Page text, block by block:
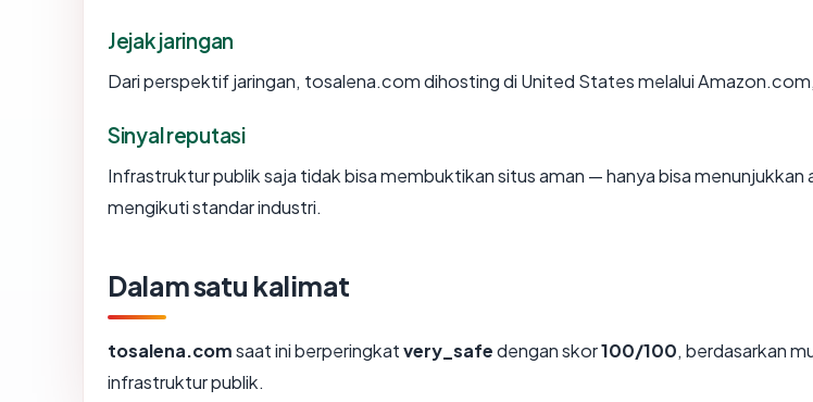
Jejak jaringan
Dari perspektif jaringan, tosalena.com dihosting di United States melalui
Sinyal reputasi
Infrastruktur publik saja tidak bisa membuktikan situs aman — hanya bisa menunjukkan
mengikuti standar industri.
Dalam satu kalimat
tosalena.comsaat ini berperingkatvery_safedengan skor100/100, berdasarkan
infrastruktur publik.